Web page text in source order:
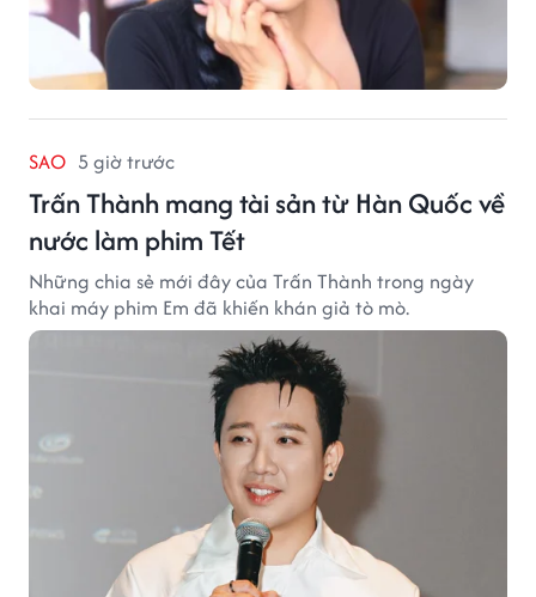
SAO 5 giờ trước
Trấn Thành mang tài sản từ Hàn Quốc về
nước làm phim Tết
Những chia sẻ mới đây của Trấn Thành trong ngày
khai máy phim Em đã khiến khán giả tò mò.